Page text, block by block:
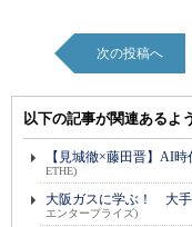
次の投稿へ
以下の記事が関連あるよ
【見城徹×藤田晋】AI
ETHE)
大阪ガスに学ぶ！ 大手
エンタープライズ)